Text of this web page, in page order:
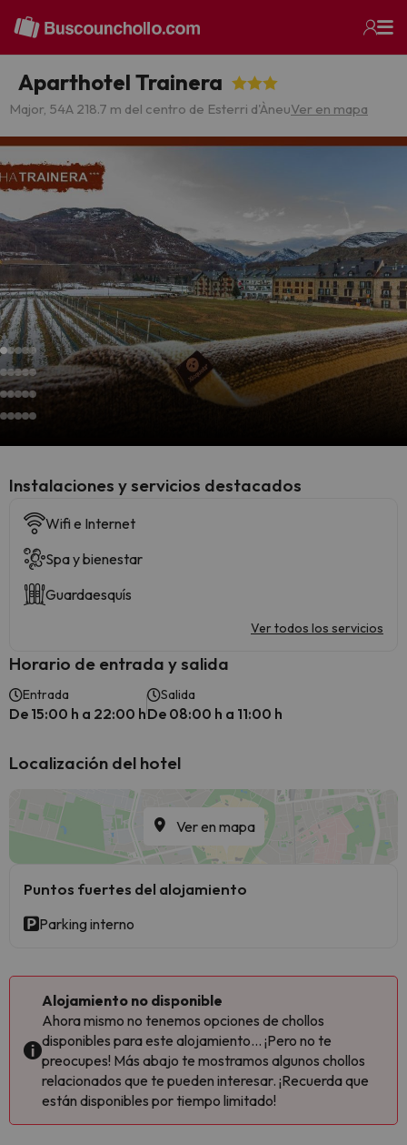
Aparthotel Trainera
Major, 54A 218.7 m del centro de Esterri d'ÀneuVer en mapa
Instalaciones y servicios destacados
Wifi e Internet
Spa y bienestar
Guardaesquís
Ver todos los servicios
Horario de entrada y salida
Entrada
De 15:00 h a 22:00 h
Salida
De 08:00 h a 11:00 h
Localización del hotel
Ver en mapa
Puntos fuertes del alojamiento
Parking interno
Alojamiento no disponible
Ahora mismo no tenemos opciones de chollos
disponibles para este alojamiento... ¡Pero no te
preocupes! Más abajo te mostramos algunos chollos
relacionados que te pueden interesar. ¡Recuerda que
están disponibles por tiempo limitado!